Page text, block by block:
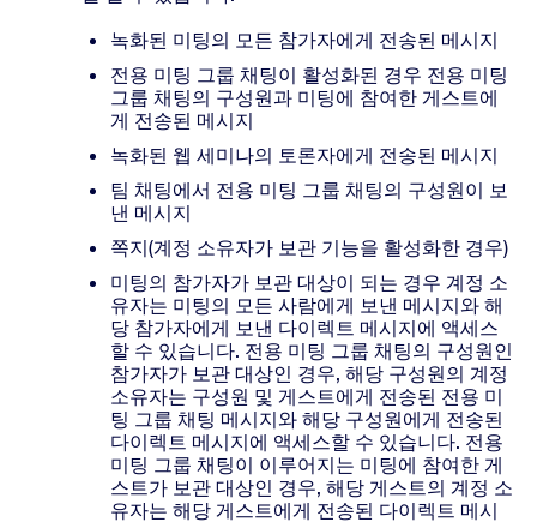
녹화된 미팅의 모든 참가자에게 전송된 메시지
전용 미팅 그룹 채팅이 활성화된 경우 전용 미팅
그룹 채팅의 구성원과 미팅에 참여한 게스트에
게 전송된 메시지
녹화된 웹 세미나의 토론자에게 전송된 메시지
팀 채팅에서 전용 미팅 그룹 채팅의 구성원이 보
낸 메시지
쪽지(계정 소유자가 보관 기능을 활성화한 경우)
미팅의 참가자가 보관 대상이 되는 경우 계정 소
유자는 미팅의 모든 사람에게 보낸 메시지와 해
당 참가자에게 보낸 다이렉트 메시지에 액세스
할 수 있습니다. 전용 미팅 그룹 채팅의 구성원인
참가자가 보관 대상인 경우, 해당 구성원의 계정
소유자는 구성원 및 게스트에게 전송된 전용 미
팅 그룹 채팅 메시지와 해당 구성원에게 전송된
다이렉트 메시지에 액세스할 수 있습니다. 전용
미팅 그룹 채팅이 이루어지는 미팅에 참여한 게
스트가 보관 대상인 경우, 해당 게스트의 계정 소
유자는 해당 게스트에게 전송된 다이렉트 메시